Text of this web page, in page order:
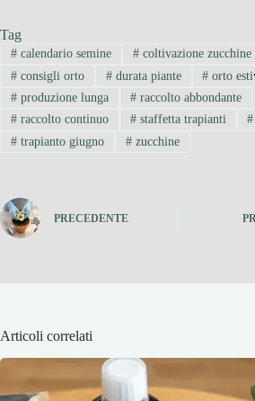
Tag
#calendario semine #coltivazione zucchine
#consigli orto #durata piante # orto
#produzione lunga #raccolto abbondante
#raccolto continuo #staffetta trapianti #
#trapianto giugno #zucchine
PRECEDENTE
Articoli correlati